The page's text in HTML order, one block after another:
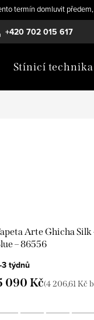
termín domluvit
+420 702 015 617
Stínicí technika
Arte Ghicha Silk
– 86556
3 týdnů
090 Kč(4 206,61 Kč